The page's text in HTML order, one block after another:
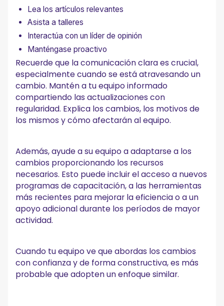
Lea los artículos relevantes
Asista a talleres
Interactúa con un líder de opinión
Manténgase proactivo
Recuerde que la comunicación clara es crucial,
especialmente cuando se está atravesando un
cambio. Mantén a tu equipo informado
compartiendo las actualizaciones con
regularidad. Explica los cambios, los motivos de
los mismos y cómo afectarán al equipo.
Además, ayude a su equipo a adaptarse a los
cambios proporcionando los recursos
necesarios. Esto puede incluir el acceso a nuevos
programas de capacitación, a las herramientas
más recientes para mejorar la eficiencia o a un
apoyo adicional durante los períodos de mayor
actividad.
Cuando tu equipo ve que abordas los cambios
con confianza y de forma constructiva, es más
probable que adopten un enfoque similar.